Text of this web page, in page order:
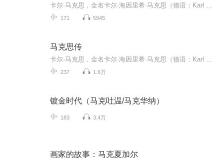
171 5945
马克思传
237 1.6万
镀金时代（马克吐温/马克华纳）
183 3.4万
画家的故事：马克夏加尔